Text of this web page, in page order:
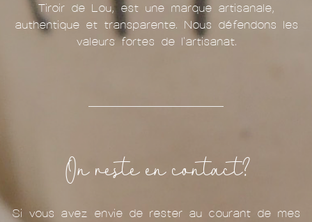
Tiroir de Lou, est une marque artisanale,
authentique et transparente. Nous défendons les
valeurs fortes de l'artisanat.
On reste en contact?
Si vous avez envie de rester au courant de mes